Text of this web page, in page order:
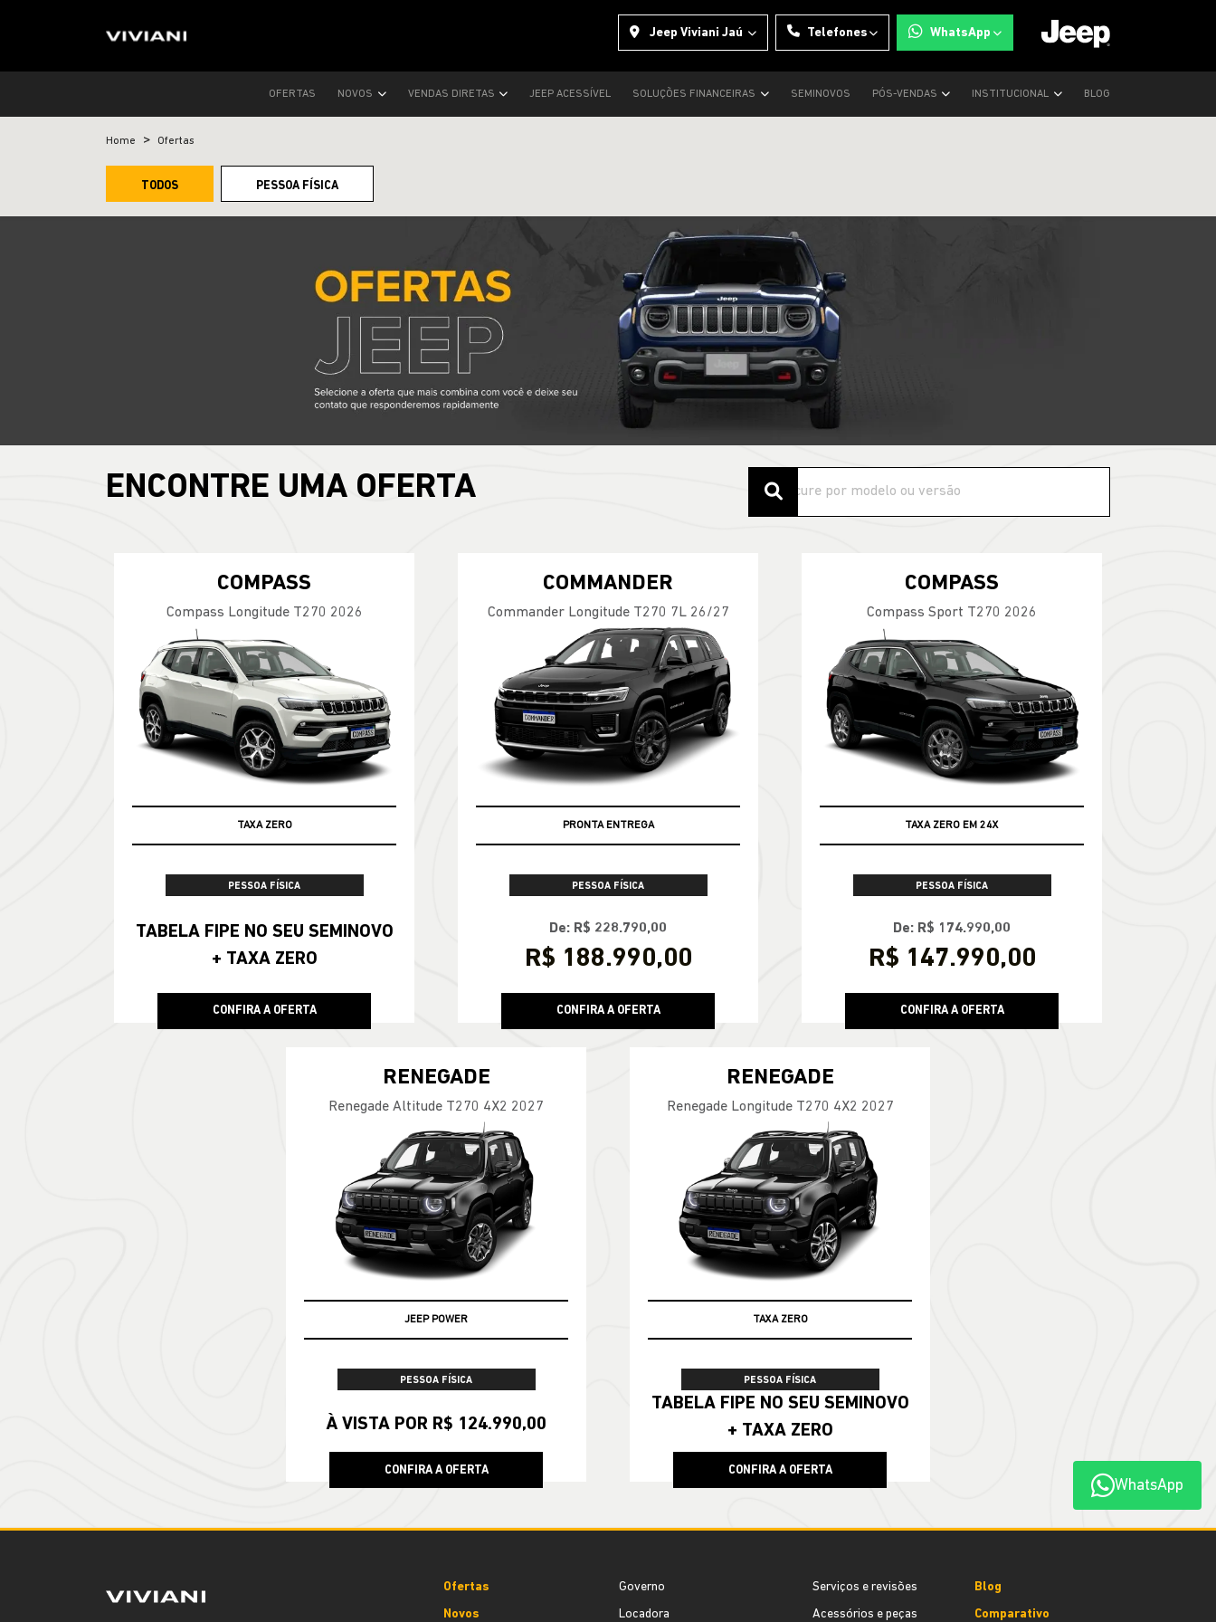
Jeep Viviani Jaú Telefones WhatsApp
OFERTAS NOVOS VENDAS DIRETAS JEEP ACESSÍVEL SOLUÇÕES FINANCEIRAS SEMINOVOS PÓS-VENDAS INSTITUCIONAL BLOG
Home Ofertas
TODOS PESSOA FÍSICA
ENCONTRE UMA OFERTA
COMPASS
Compass Longitude T270 2026
100% DA TABELA FIPE NO SEU USADO
PESSOA FÍSICA
TABELA FIPE NO SEU SEMINOVO
+ TAXA ZERO
CONFIRA A OFERTA
COMMANDER
Commander Longitude T270 7L 26/27
PRONTA ENTREGA
PESSOA FÍSICA
De: R$ 228.790,00
R$ 188.990,00
CONFIRA A OFERTA
COMPASS
Compass Sport T270 2026
TAXA ZERO EM 24X
PESSOA FÍSICA
De: R$ 174.990,00
R$ 147.990,00
CONFIRA A OFERTA
RENEGADE
Renegade Altitude T270 4X2 2027
JEEP POWER
PESSOA FÍSICA
À VISTA POR R$ 124.990,00
CONFIRA A OFERTA
RENEGADE
Renegade Longitude T270 4X2 2027
TABELA FIPE
PESSOA FÍSICA
TABELA FIPE NO SEU SEMINOVO
+ TAXA ZERO
CONFIRA A OFERTA
WhatsApp
Ofertas
Novos
Governo
Locadora
Serviços e revisões
Acessórios e peças
Blog
Comparativo